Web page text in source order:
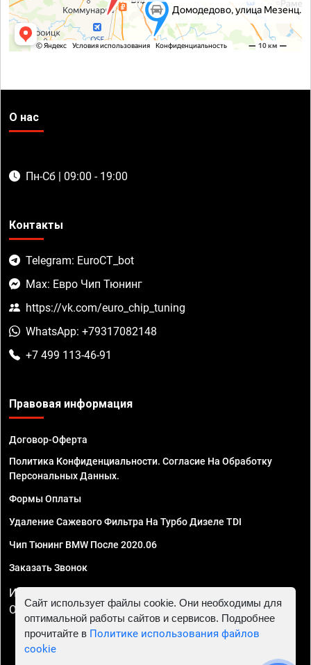
О нас
Пн-Сб | 09:00 - 19:00
Контакты
Telegram: EuroCT_bot
Max: Евро Чип Тюнинг
https://vk.com/euro_chip_tuning
WhatsApp: +79317082148
+7 499 113-46-91
Правовая информация
Договор-Оферта
Политика Конфиденциальности. Согласие На Обработку
Персональных Данных.
Формы Оплаты
Удаление Сажевого Фильтра На Турбо Дизеле TDI
Чип Тюнинг BMW После 2020.06
Заказать Звонок
ИП Смирнов Георгий Павлович. ИНН 781302555843,
ОГРНИП 324470400032610
Сайт использует файлы cookie. Они необходимы для
оптимальной работы сайтов и сервисов. Подробнее
прочитайте в Политике использования файлов
cookie